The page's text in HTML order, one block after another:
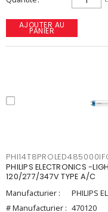
AJOUTER AU
PANIER
PHILIPS ELECTRONICS -
120/277/347V TYPE A/C
Manufacturier :
PHILIPS
# Manufacturier : 470120